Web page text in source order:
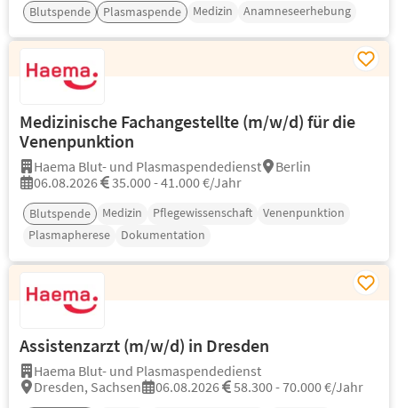
Blutspende Plasmaspende Medizin Anamneseerhebung
Medizinische Fachangestellte (m/w/d) für die
Venenpunktion
Haema Blut- und Plasmaspendedienst
Berlin
06.08.2026
35.000 - 41.000 €/Jahr
Blutspende Medizin Pflegewissenschaft
Venenpunktion
Plasmapherese
Dokumentation
Assistenzarzt (m/w/d) in Dresden
Haema Blut- und Plasmaspendedienst
Dresden, Sachsen
06.08.2026 58.300 - 70.000 €/Jahr